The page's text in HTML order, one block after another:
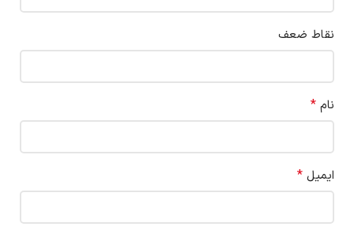
نقاط ضعف
نام *
ایمیل *